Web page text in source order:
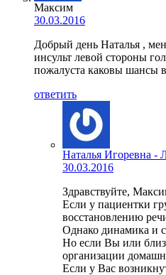
Максим
30.03.2016
Добрый день Наталья ,
инсульт левой стороны
пожалуста каковы шансы
ответить
Наталья Игоревна -
30.03.2016
Здравствуйте,
Если у пациентки
восстановлению
Однако динамика и
Но если Вы или
организации
Если у Вас